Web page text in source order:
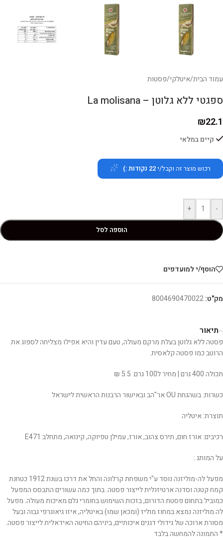
עמוד הבית/איטלקי/פסטות
ספגטי ללא גלוטן – La molisana
₪22.1
קיים במלאי
רכוש מוצר זה וקבל/י22 נקודות :)
-
+
הוספה לסל
הוסף/י למועדפים
מק"ט:8004690470022
תיאור
פסטה ללא גלוטן בעלת מרקם מעולה, טעם עדין והיא אפילו מצליחה לספוג את
הרוטב כמו פסטה קלאסית.
תכולה 400 גרם | מחיר ל100 גרם: 5.5 ₪
כשרות: בשהגחת OU אר"הב ובאישור הרבנות הראשית לישראל
תוצרת: איטליה
רכיבים: אורז חום, תירס צהוב, אורז, עמילן טפיוקה, קינואה, מתחלב E471
על המותג :
מפעל לה-מוליזנה נוסד ע"י משפחת קרלונה והחל את דרכו בשנת 1912 כטחנת
קמח קטנה וסדנה ארטיזנלית לייצור פסטה. בתוך כמה עשורים התבסס המפעל
כמוביל בתחום פסטת הדורום, בזכות השימוש בחומרי גלם מאיכות מעולה. מפעל
לה מוליזנה נמצא במחוז מוליז (ומכאן שמו) באיטליה, איזו גיאוגרפי גבוה ובעל
מסורת ארוכה של גידולי דגנים איכותיים, ביניהם החיטה האידאלית לייצור פסטה.
* התמונה להמחשה בלבד